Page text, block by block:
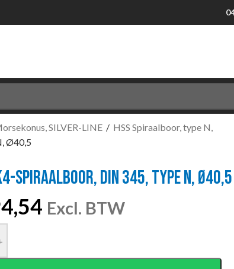
SILVER-LINE / HSS Spiraalboor, type N,
Ø40,5
SPIRAALBOOR, DIN 345, TYPE N, Ø40,5
Excl. BTW